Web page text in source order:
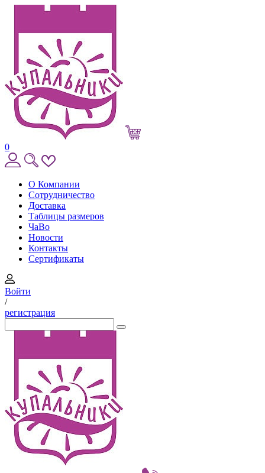
0
О Компании
Сотрудничество
Доставка
Таблицы размеров
ЧаВо
Новости
Контакты
Сертификаты
Войти
/
регистрация